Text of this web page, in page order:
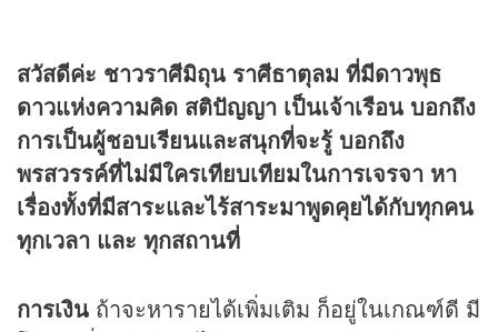
สวัสดีค่ะ ชาวราศีมิถุน ราศีธาตุลม ที่มีดาวพุธ
ดาวแห่งความคิด สติปัญญา เป็นเจ้าเรือน บอกถึง
การเป็นผู้ชอบเรียนและสนุกที่จะรู้ บอกถึง
พรสวรรค์ที่ไม่มีใครเทียบเทียมในการเจรจา หา
เรื่องทั้งที่มีสาระและไร้สาระมาพูดคุยได้กับทุกคน
ทุกเวลา และ ทุกสถานที่
การเงิน ถ้าจะหารายได้เพิ่มเติม ก็อยู่ในเกณฑ์ดี มี